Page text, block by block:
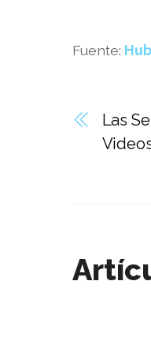
Fuente:
Las